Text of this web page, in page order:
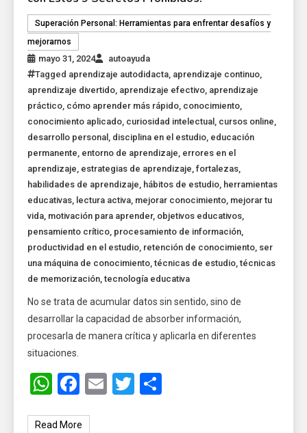
Superación Personal: Herramientas para enfrentar desafíos y
mejorarnos
mayo 31, 2024
autoayuda
Tagged aprendizaje autodidacta, aprendizaje continuo,
aprendizaje divertido, aprendizaje efectivo, aprendizaje
práctico, cómo aprender más rápido, conocimiento,
conocimiento aplicado, curiosidad intelectual , cursos online,
desarrollo personal , disciplina en el estudio, educación
permanente, entorno de aprendizaje, errores en el
aprendizaje, estrategias de aprendizaje,fortalezas,
habilidades de aprendizaje, hábitos de estudio, herramientas
educativas, lectura activa, mejorar conocimiento, mejorar tu
vida, motivación para aprender, objetivos educativos,
pensamiento crítico, procesamiento de información,
productividad en el estudio, retención de conocimiento, ser
una máquina de conocimiento,técnicas de estudio,técnicas
de memorización,tecnología educativa
No se trata de acumular datos sin sentido, sino de
desarrollar la capacidad de absorber información,
procesarla de manera crítica y aplicarla en diferentes
situaciones.
WhatsApp
Facebook
EmailTwitter
Read More